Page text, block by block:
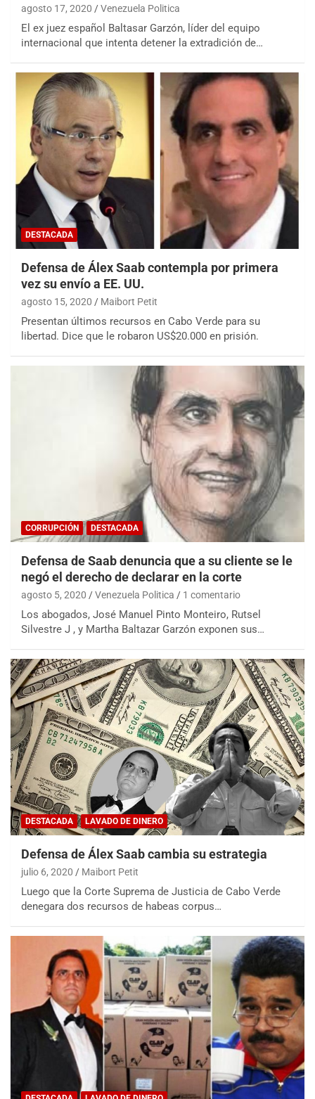
agosto 17, 2020 Venezuela Politica
El ex juez español Baltasar Garzón, líder del equipo
internacional que intenta detener la extradición de…
DESTACADA
Defensa de Álex Saab contempla por primera
vez su envío a EE. UU.
agosto 15, 2020 Maibort Petit
Presentan últimos recursos en Cabo Verde para su
libertad. Dice que le robaron US$20.000 en prisión.
CORRUPCIÓN DESTACADA
Defensa de Saab denuncia que a su cliente se le
negó el derecho de declarar en la corte
agosto 5, 2020 Venezuela Politica 1 comentario
Los abogados, José Manuel Pinto Monteiro, Rutsel
Silvestre J , y Martha Baltazar Garzón exponen sus…
DESTACADA LAVADO DE DINERO
Defensa de Álex Saab cambia su estrategia
julio 6, 2020 Maibort Petit
Luego que la Corte Suprema de Justicia de Cabo Verde
denegara dos recursos de habeas corpus…